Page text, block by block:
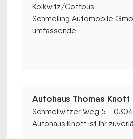
Kolkwitz/Cottbus
Schmelling Automobile
umfassende...
Autohaus Thomas Knott
Schmellwitzer Weg 5 -
Autohaus Knott ist Ihr